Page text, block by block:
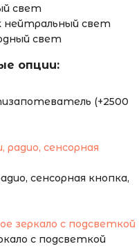
свет
нейтральный свет
свет
опции:
(+2500
сенсорная кнопка,
с подсветкой